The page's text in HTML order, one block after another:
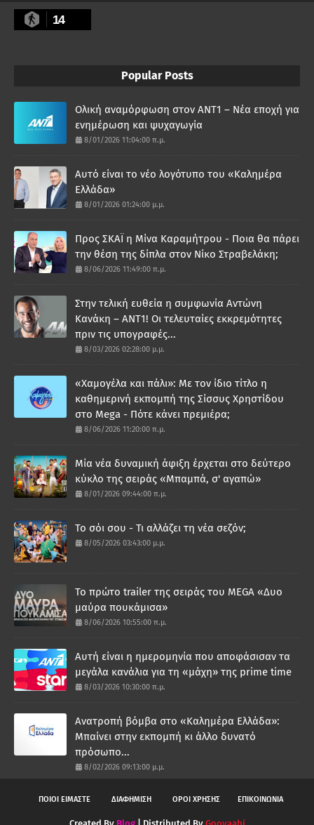
14
Popular Posts
Ολική αναμόρφωση στον ΑΝΤ1 – Νέα εποχή για
ενημέρωση και ψυχαγωγία
8/01/2026 11:04:00 π.μ.
Αυτό είναι το νέο λογότυπο του «Καλημέρα
Ελλάδα»
8/01/2026 01:24:00 μ.μ.
Προς ΣΚΑΪ η Μίνα Καραμήτρου - Ποια θα πάρει
την θέση της δίπλα στον Νίκο Στραβελάκη;
8/06/2026 11:49:00 π.μ.
Στην τελική ευθεία η συμφωνία Αντώνη
Κανάκη – ΑΝΤ1! Οι τελευταίες εκκρεμότητες
πριν τις υπογραφές...
8/03/2026 02:28:00 μ.μ.
«Χαμογέλα και πάλι»: Με τον ίδιο τίτλο η
καθημερινή εκπομπή της Σίσσυς Χρηστίδου
στο Mega - Πότε κάνει πρεμιέρα;
8/06/2026 11:20:00 π.μ.
Μία νέα δυναμική άφιξη έρχεται στο δεύτερο
κύκλο της σειράς «Μπαμπά, σ' αγαπώ»
8/01/2026 09:44:00 π.μ.
Το σόι σου - Τι αλλάζει τη νέα σεζόν;
8/05/2026 03:43:00 μ.μ.
Το πρώτο trailer της σειράς του MEGA «Δυο
μαύρα πουκάμισα»
8/06/2026 10:55:00 π.μ.
Αυτή είναι η ημερομηνία που αποφάσισαν τα
μεγάλα κανάλια για τη «μάχη» της prime time
8/03/2026 10:30:00 π.μ.
Ανατροπή βόμβα στο «Καλημέρα Ελλάδα»:
Μπαίνει στην εκπομπή κι άλλο δυνατό
πρόσωπο...
8/02/2026 09:13:00 μ.μ.
ΠΟΙΟΙ ΕΙΜΑΣΤΕ ΔΙΑΦΗΜΙΣΗ ΟΡΟΙ ΧΡΗΣΗΣ ΕΠΙΚΟΙΝΩΝΙΑ